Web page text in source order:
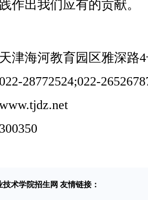
作出我们应有的贡献。
津海河教育园区雅深路
28772524;022-
术学院招生网 友情链接：